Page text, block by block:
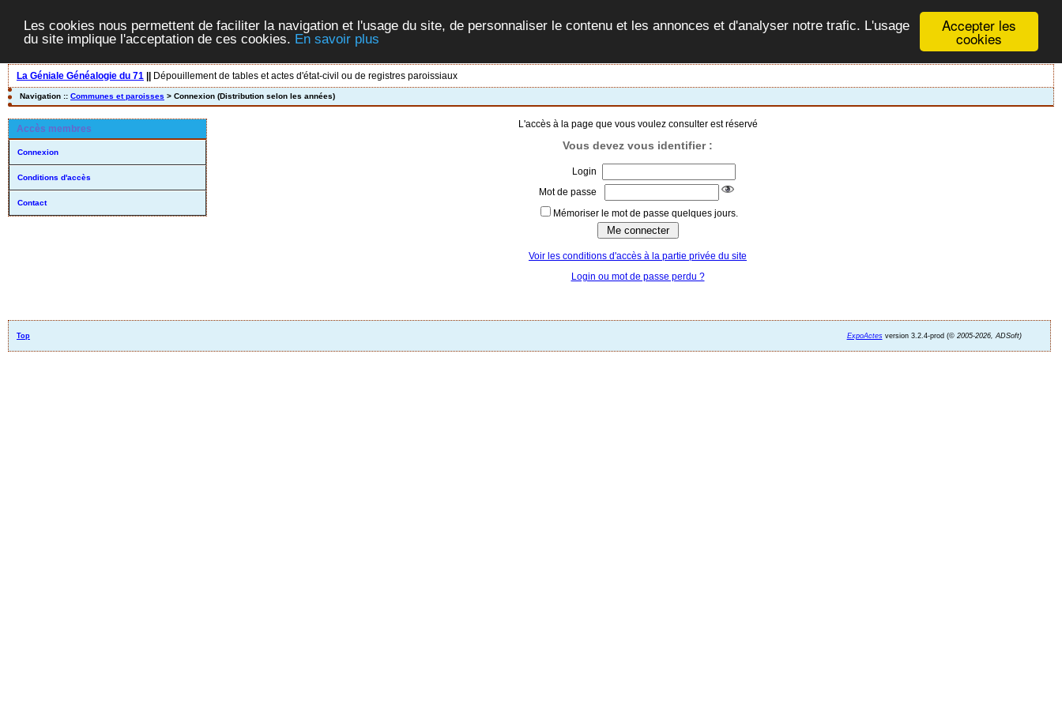
Accepter les
cookies
Les cookies nous permettent de faciliter la navigation et l'usage du site, de personnaliser le contenu et les annonces et d'analyser notre trafic. L'usage
du site implique l'acceptation de ces cookies. En savoir plus
La Géniale Généalogie du 71 Dépouillement de tables et actes d'état-civil ou de registres paroissiaux
Navigation :: Communes et paroisses > Connexion (Distribution selon les années)
Accès membres
Connexion
Conditions d'accès
Contact
L'accès à la page que vous voulez consulter est réservé
Vous devez vous identifier :
Login
Mot de passe
Mémoriser le mot de passe quelques jours.
Voir les conditions d'accès à la partie privée du site
Login ou mot de passe perdu ?
Top ExpoActesversion 3.2.4-prod (©2005-2026, ADSoft)